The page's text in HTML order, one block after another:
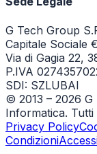
G Tech Group
Capitale Sociale
Via di Gagia 22,
P.IVA
SDI: SZLUBAI
© 2013 – 2026 G
Informatica. Tutti
Privacy Policy
Condizioni